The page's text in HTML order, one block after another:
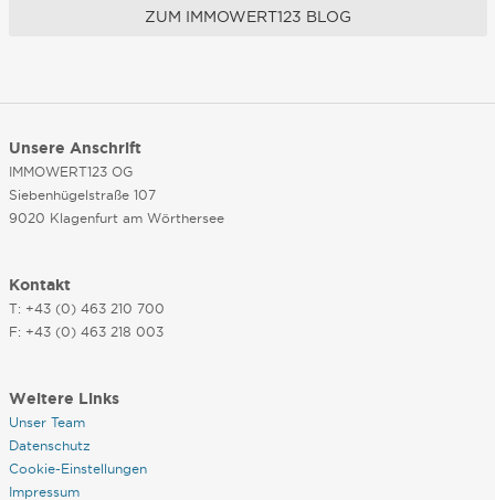
ZUM IMMOWERT123 BLOG
Unsere Anschrift
IMMOWERT123 OG
Siebenhügelstraße 107
9020 Klagenfurt am Wörthersee
Kontakt
T: +43 (0) 463 210 700
F: +43 (0) 463 218 003
Weitere Links
Unser Team
Datenschutz
Cookie-Einstellungen
Impressum